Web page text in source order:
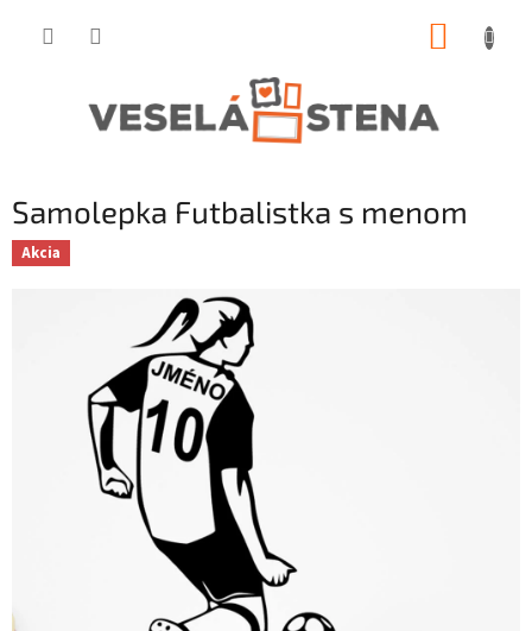
Samolepka Futbalistka s menom
Akcia